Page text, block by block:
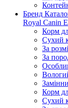
Бренд
Royal Canin
Корм
Сухий
За
За
Корм
Сухий